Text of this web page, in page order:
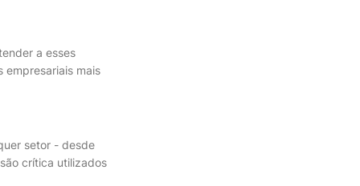
a esses
mais
setor - desde
crítica utilizados